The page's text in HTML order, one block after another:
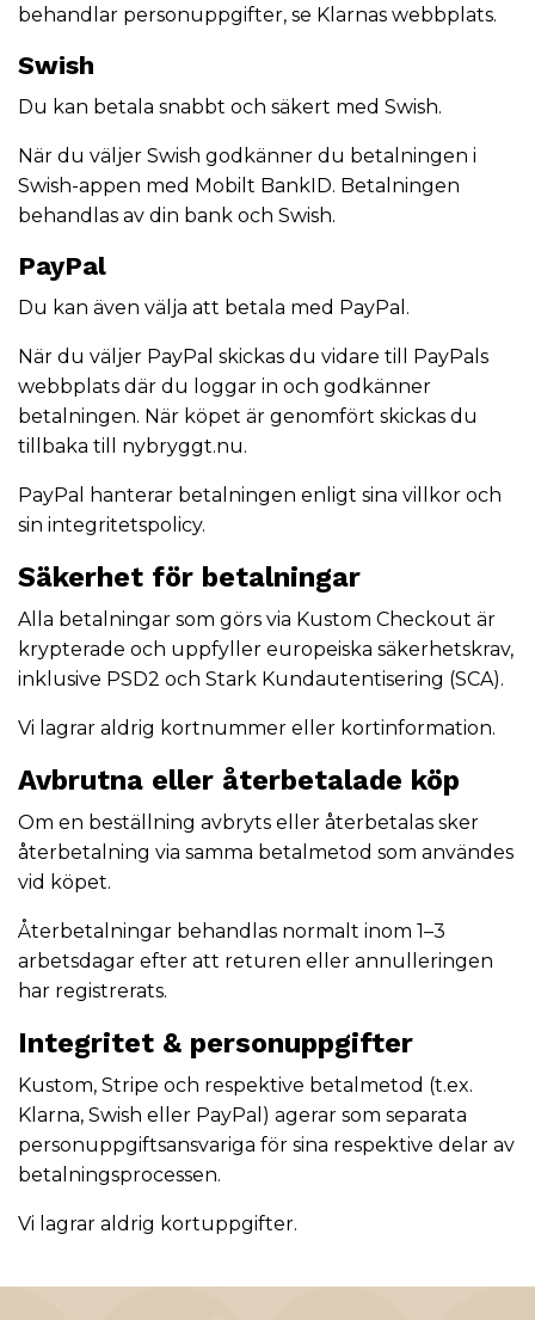
behandlar personuppgifter, se Klarnas webbplats.
Swish
Du kan betala snabbt och säkert med Swish.
När du väljer Swish godkänner du betalningen i
Swish-appen med Mobilt BankID. Betalningen
behandlas av din bank och Swish.
PayPal
Du kan även välja att betala med PayPal.
När du väljer PayPal skickas du vidare till PayPals
webbplats där du loggar in och godkänner
betalningen. När köpet är genomfört skickas du
tillbaka till nybryggt.nu.
PayPal hanterar betalningen enligt sina villkor och
sin integritetspolicy.
Säkerhet för betalningar
Alla betalningar som görs via Kustom Checkout är
krypterade och uppfyller europeiska säkerhetskrav,
inklusive PSD2 och Stark Kundautentisering (SCA).
Vi lagrar aldrig kortnummer eller kortinformation.
Avbrutna eller återbetalade köp
Om en beställning avbryts eller återbetalas sker
återbetalning via samma betalmetod som användes
vid köpet.
Återbetalningar behandlas normalt inom 1–3
arbetsdagar efter att returen eller annulleringen
har registrerats.
Integritet & personuppgifter
Kustom, Stripe och respektive betalmetod (t.ex.
Klarna, Swish eller PayPal) agerar som separata
personuppgiftsansvariga för sina respektive delar av
betalningsprocessen.
Vi lagrar aldrig kortuppgifter.